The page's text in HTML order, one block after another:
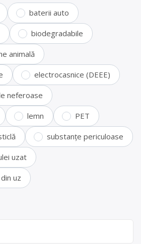
baterii auto
biodegradabile
animală
electrocasnice (DEEE)
neferoase
lemn PET
substanțe periculoase
uzat
uz